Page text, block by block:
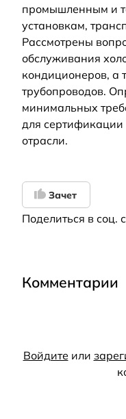
промышленным и
установкам,
Рассмотрены
обслуживания
кондиционеров, а
трубопроводов.
минимальных
для сертификации
отрасли.
Зачет
Поделиться в соц.
Комментарии
Войдите или